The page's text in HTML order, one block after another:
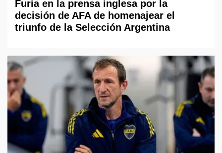
Furia en la prensa inglesa por la
decisión de AFA de homenajear el
triunfo de la Selección Argentina